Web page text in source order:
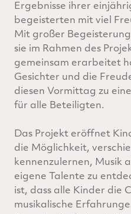
Ergebnisse ihrer
begeisterten mit viel
Mit großer
sie im Rahmen des
gemeinsam erarbeitet
Gesichter und die
diesen Vormittag zu
für alle Beteiligten.
Das Projekt eröffnet
die Möglichkeit,
kennenzulernen, Musik
eigene Talente zu
ist, dass alle Kinder die
musikalische